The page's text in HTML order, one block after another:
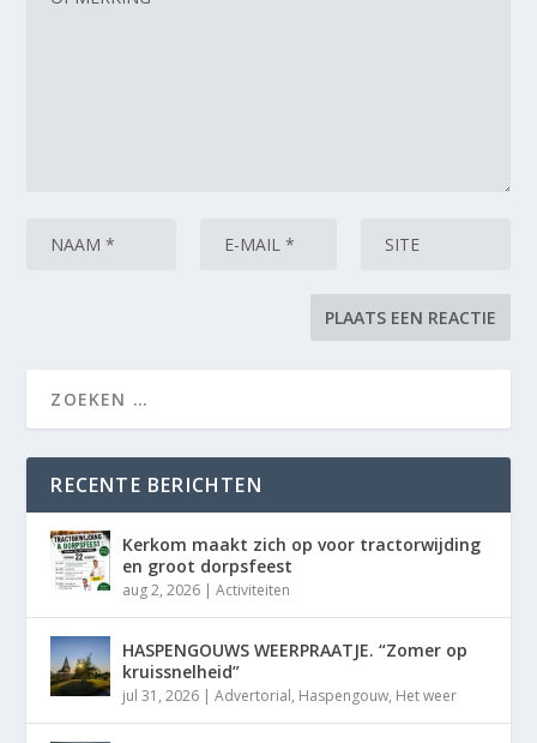
RECENTE BERICHTEN
Kerkom maakt zich op voor tractorwijding
en groot dorpsfeest
aug 2, 2026 |Activiteiten
HASPENGOUWS WEERPRAATJE. “Zomer op
kruissnelheid”
jul 31, 2026 |Advertorial, Haspengouw, Het weer